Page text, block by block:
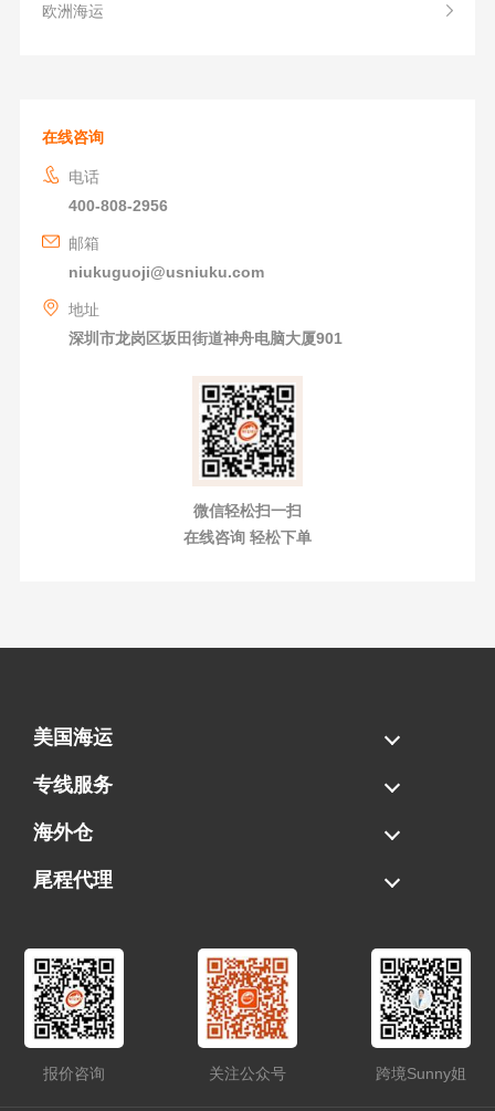
欧洲海运
在线咨询
电话
400-808-2956
邮箱
niukuguoji@usniuku.com
地址
深圳市龙岗区坂田街道神舟电脑大厦901
微信轻松扫一扫
在线咨询 轻松下单
美国海运
海运拼柜
海运整柜
美国海卡
加拿大海运
专线服务
FBA专线直送
超大件专线
AWD专线
电池专线
海外仓
一件代发
FBA中转
贴标换标
拆柜/存储
尾程代理
报价咨询 关注公众号 跨境Sunny姐